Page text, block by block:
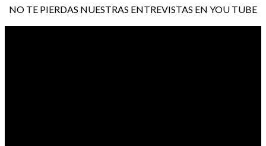
NO TE PIERDAS NUESTRAS ENTREVISTAS EN YOU TUBE